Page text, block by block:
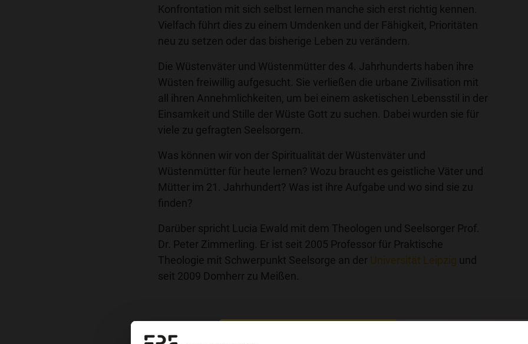
Konfrontation mit sich selbst lernen manche sich erst richtig kennen.
Vielfach führt dies zu einem Umdenken und der Fähigkeit, Prioritäten
neu zu setzen oder das bisherige Leben zu verändern.
Die Wüstenväter und Wüstenmütter des 4. Jahrhunderts haben ihre
Wüsten freiwillig aufgesucht. Sie verließen die urbane Zivilisation mit
all ihren Annehmlichkeiten, um bei einem asketischen Lebensstil in der
Einsamkeit und Stille der Wüste Gott zu suchen. Dabei wurden sie für
viele zu gefragten Seelsorgern.
Was können wir von der Spiritualität der Wüstenväter und
Wüstenmütter für heute lernen? Wozu braucht es geistliche Väter und
Mütter im 21. Jahrhundert? Was ist ihre Aufgabe und wo sind sie zu
finden?
Darüber spricht Lucia Ewald mit dem Theologen und Seelsorger Prof.
Dr. Peter Zimmerling. Er ist seit 2005 Professor für Praktische
Theologie mit Schwerpunkt Seelsorge an der Universität Leipzig und
seit 2009 Domherr zu Meißen.